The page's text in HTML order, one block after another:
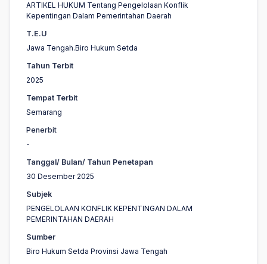
ARTIKEL HUKUM Tentang Pengelolaan Konflik
Kepentingan Dalam Pemerintahan Daerah
T.E.U
Jawa Tengah.Biro Hukum Setda
Tahun Terbit
2025
Tempat Terbit
Semarang
Penerbit
-
Tanggal/ Bulan/ Tahun Penetapan
30 Desember 2025
Subjek
PENGELOLAAN KONFLIK KEPENTINGAN DALAM
PEMERINTAHAN DAERAH
Sumber
Biro Hukum Setda Provinsi Jawa Tengah